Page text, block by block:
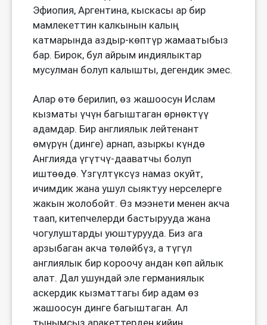
Эфиопия, Аргентина, кыскасы ар бир
мамлекеттин калкынын калың
катмарында аздыр-көптүр жамаатыбыз
бар. Бирок, бул айрым индиялыктар
мусулман болуп калышты, дегендик эмес.
Алар өтө берилип, өз жашоосун Ислам
кызматы үчүн багыштаган өрнөктүү
адамдар. Бир англиялык лейтенант
өмүрүн (динге) арнап, азыркы күндө
Англияда үгүтчү-дааватчы болуп
иштөөдө. Үзгүлтүксүз намаз окуйт,
ичимдик жана ушул сыяктуу нерселерге
жакын жолобойт. Өз мээнети менен акча
таап, китепчелерди бастырууда жана
чогулуштарды уюштурууда. Биз ага
арзыбаган акча төлөйбүз, а түгүл
англиялык бир короочу андан көп айлык
алат. Дал ушундай эле германиялык
аскердик кызматтагы бир адам өз
жашоосун динге багыштаган. Ал